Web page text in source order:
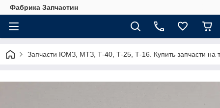
Фабрика Запчастин
Запчасти ЮМЗ, МТЗ, Т-40, Т-25, Т-16. Купить запчасти